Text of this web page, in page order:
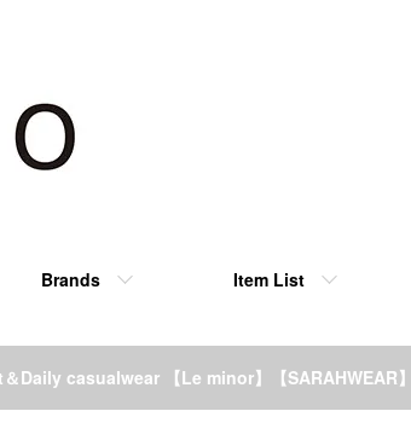
Brands Item List
Daily casualwear 【Le minor】【SARAHWEAR】